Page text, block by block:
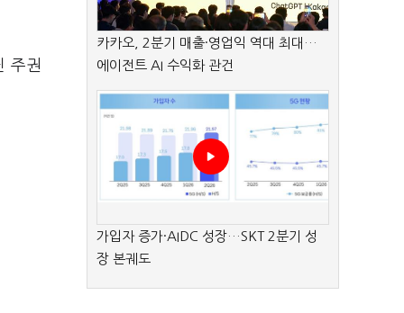
주권
카카오, 2분기 매출·영업익 역대 최대…
에이전트 AI 수익화 관건
가입자 증가·AIDC 성장…SKT 2분기 성
장 본궤도